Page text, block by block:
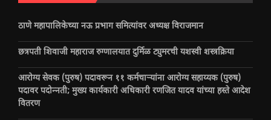
ठाणे महापालिकेच्या नऊ प्रभाग समित्यांवर अध्यक्ष विराजमान
छत्रपती शिवाजी महाराज रुग्णालयात दुर्मिळ ट्युमरची यशस्वी शस्त्रक्रिया
आरोग्य सेवक (पुरुष) पदावरून ११ कर्मचाऱ्यांना आरोग्य सहाय्यक (पुरुष)
पदावर पदोन्नती; मुख्य कार्यकारी अधिकारी रणजित यादव यांच्या हस्ते आदेश
वितरण